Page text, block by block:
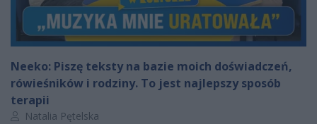
Neeko: Piszę teksty na bazie moich doświadczeń,
rówieśników i rodziny. To jest najlepszy sposób
terapii
Autor artykułu:
Natalia Pętelska